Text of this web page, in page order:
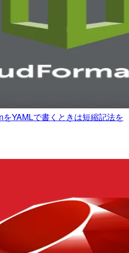
をYAMLで書くときは短縮記法を